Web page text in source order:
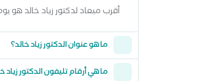
أقرب ميعاد لدكتور زياد خالد هو يوم الثلاثاء 11 اغسطس 2026 وتقدر تشوف كل المواعيد المتاحة
ما هو عنوان الدكتور زياد خالد؟
ما هي أرقام تليفون الدكتور زياد